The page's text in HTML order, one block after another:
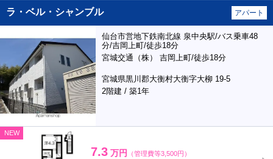
ラ・ベル・シャンブル アパート
仙台市営地下鉄南北線 泉中央駅/バス乗車48
分/吉岡上町/徒歩18分
宮城交通（株） 吉岡上町/徒歩18分
宮城県黒川郡大衡村大衡字大柳 19-5
2階建 / 築1年
NEW
7.3 万円 （管理費等3,500円）